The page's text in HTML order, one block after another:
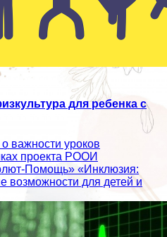
для ребенка с
важности уроков
проекта РООИ
Помощь» «Инклюзия:
возможности для детей и